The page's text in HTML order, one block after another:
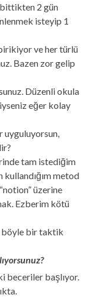
2 gün
isteyip 1
ve her türlü
Bazen zor gelip
Düzenli okula
eğer kolay
uyguluyorsun,
tam istediğim
kullandığım metod
üzerine
Ezberim kötü
böyle bir taktik
beceriler başlıyor.